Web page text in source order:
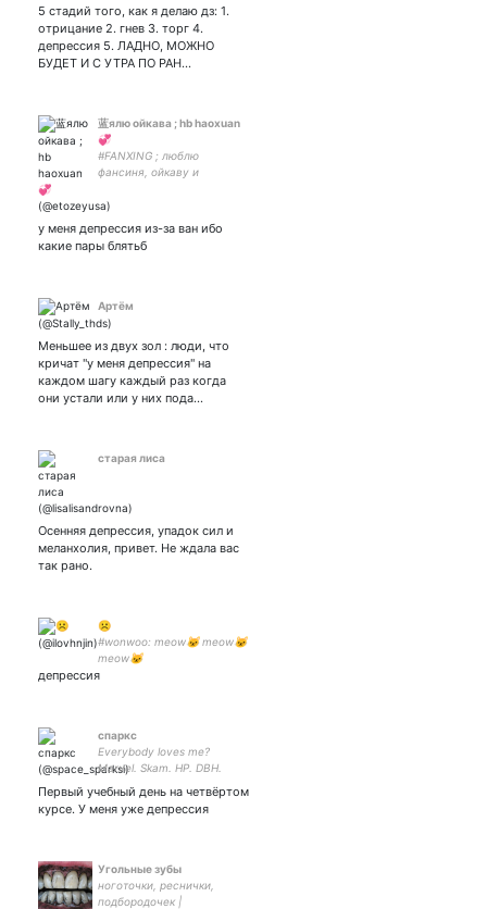
5 стадий того, как я делаю дз: 1.
отрицание 2. гнев 3. торг 4.
депрессия 5. ЛАДНО, МОЖНО
БУДЕТ И С УТРА ПО РАН…
蓝ялю ойкава ; hb haoxuan
💞
#FANXING ; люблю
фансиня, ойкаву и
; tgcf ; erha ; (infp-t)
у меня депрессия из-за ван ибо
какие пары блятьб
Артём
Меньшее из двух зол : люди, что
кричат "у меня депрессия" на
каждом шагу каждый раз когда
они устали или у них пода…
старая лиса
Осенняя депрессия, упадок сил и
меланхолия, привет. Не ждала вас
так рано.
☹
#wonwoo: meow🐱 meow🐱
meow🐱
депрессия
спаркс
Everybody loves me?
Marvel. Skam. HP. DBH.
Первый учебный день на четвёртом
курсе. У меня уже депрессия
Угольные зубы
ноготочки, реснички,
подбородочек |